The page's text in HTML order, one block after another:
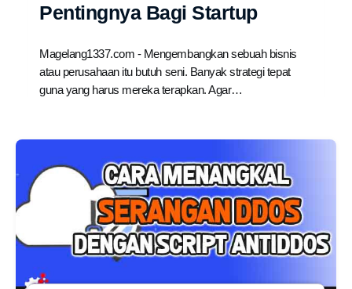
Pentingnya Bagi Startup
Magelang1337.com - Mengembangkan sebuah bisnis
atau perusahaan itu butuh seni. Banyak strategi tepat
guna yang harus mereka terapkan. Agar…